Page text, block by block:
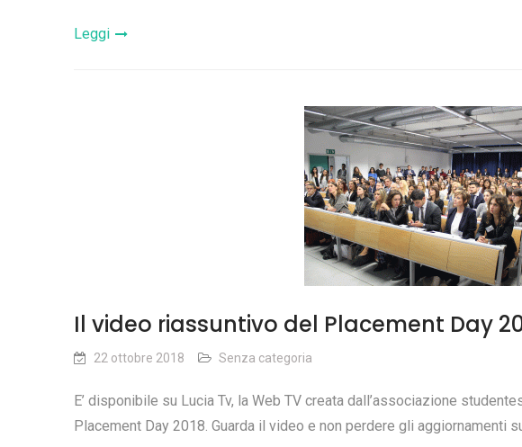
Leggi
Il video riassuntivo del Placement Day
22 ottobre 2018 Senza categoria
E’ disponibile su Lucia Tv, la Web TV creata dall’associazione
Placement Day 2018. Guarda il video e non perdere gli aggiornamenti